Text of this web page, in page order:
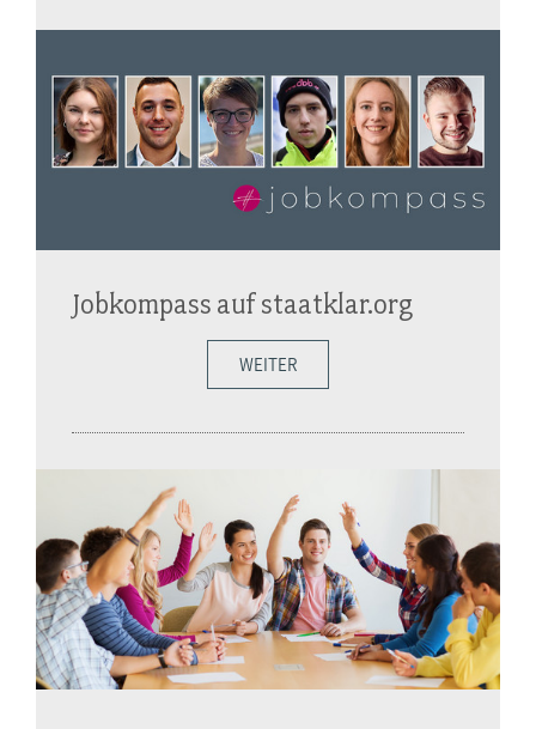
Jobkompass auf staatklar.org
WEITER